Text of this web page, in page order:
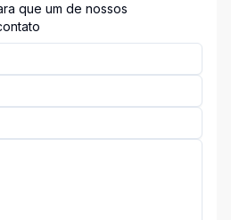
que um de nossos